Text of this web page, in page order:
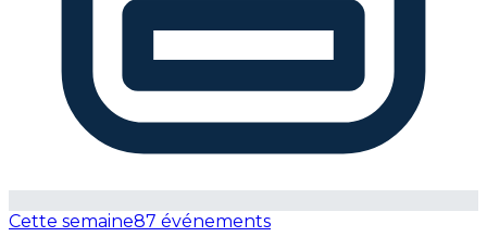
Cette semaine87 événements